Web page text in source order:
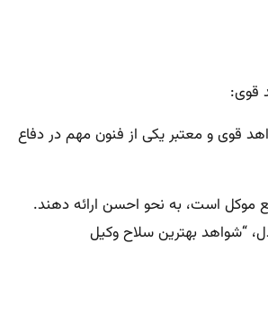
قوی و معتبر یکی از فنون مهم در دفاع
موکل است، به نحو احسن ارائه دهند.
“شواهد بهترین سلاح وکیل